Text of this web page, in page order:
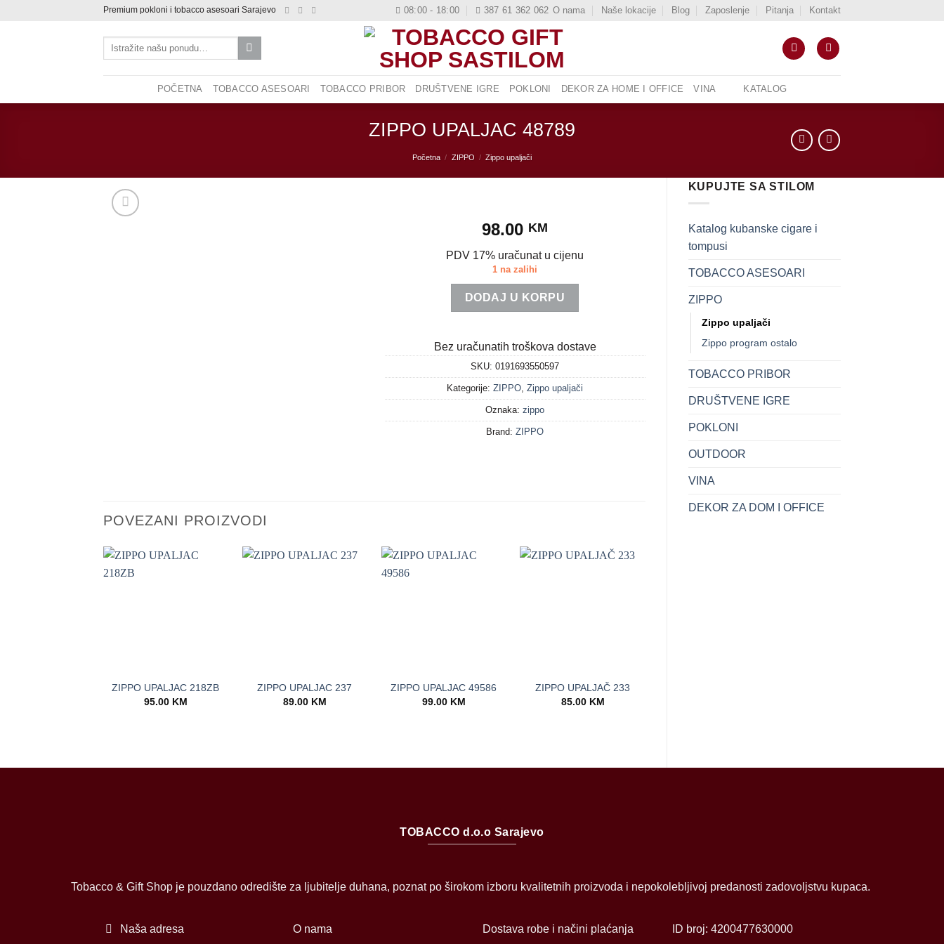
Premium pokloni i tobacco asesoari Sarajevo 08:00 - 18:00 387 61 362 062 O nama Naše lokacije Blog Zaposlenje Pitanja Kontakt
Pretraži:
POČETNA TOBACCO ASESOARI TOBACCO PRIBOR DRUŠTVENE IGRE POKLONI DEKOR ZA HOME I OFFICE VINA KATALOG
ZIPPO UPALJAC 48789
Početna / ZIPPO / Zippo upaljači
KUPUJTE SA STILOM
Katalog kubanske cigare i
tompusi
TOBACCO ASESOARI
ZIPPO
Zippo upaljači
Zippo program ostalo
TOBACCO PRIBOR
DRUŠTVENE IGRE
POKLONI
OUTDOOR
VINA
DEKOR ZA DOM I OFFICE
98.00 KM
PDV 17% uračunat u cijenu
1 na zalihi
DODAJ U KORPU
Bez uračunatih troškova dostave
SKU:0191693550597
Kategorije:ZIPPO,Zippo upaljači
Oznaka:zippo
Brand:ZIPPO
POVEZANI PROIZVODI
ZIPPO UPALJAC 218ZB
95.00 KM
ZIPPO UPALJAC 237
89.00 KM
ZIPPO UPALJAC 49586
99.00 KM
ZIPPO UPALJAČ 233
85.00 KM
TOBACCO d.o.o Sarajevo
Tobacco & Gift Shop je pouzdano odredište za ljubitelje duhana, poznat po širokom izboru kvalitetnih proizvoda i nepokolebljivoj predanosti zadovoljstvu kupaca.
Naša adresa O nama Dostava robe i načini plaćanja ID broj: 4200477630000